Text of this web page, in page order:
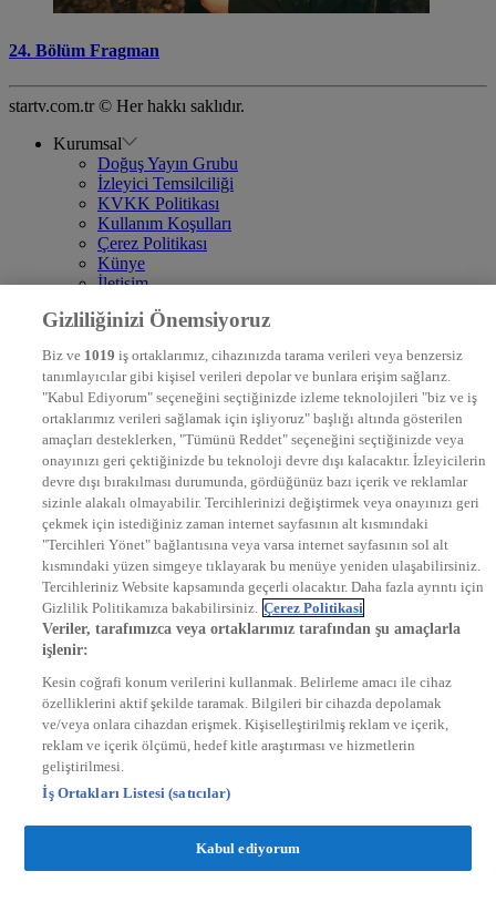
24. Bölüm Fragman
startv.com.tr © Her hakkı saklıdır.
Kurumsal
Doğuş Yayın Grubu
İzleyici Temsilciliği
KVKK Politikası
Kullanım Koşulları
Çerez Politikası
Künye
İletişim
DYG Televizyonlar
STAR
EURO STAR
KRAL POP TV
DYG Radyolar
NTV RADYO
KRAL FM
KRAL POP
EKSEN
VOYAGE
DYG Dijital
ntv.com.tr
ntvspor.net
secim.ntv.com.tr
startv.com.tr
kralmuzik.com.tr
Gizliliğinizi Önemsiyoruz
Biz ve 1019 iş ortaklarımız, cihazınızda tarama verileri veya benzersiz
tanımlayıcılar gibi kişisel verileri depolar ve bunlara erişim sağlarız.
"Kabul Ediyorum" seçeneğini seçtiğinizde izleme teknolojileri "biz ve iş
ortaklarımız verileri sağlamak için işliyoruz" başlığı altında gösterilen
amaçları desteklerken, "Tümünü Reddet" seçeneğini seçtiğinizde veya
onayınızı geri çektiğinizde bu teknoloji devre dışı kalacaktır. İzleyicilerin
devre dışı bırakılması durumunda, gördüğünüz bazı içerik ve reklamlar
sizinle alakalı olmayabilir. Tercihlerinizi değiştirmek veya onayınızı geri
çekmek için istediğiniz zaman internet sayfasının alt kısmındaki
"Tercihleri Yönet" bağlantısına veya varsa internet sayfasının sol alt
kısmındaki yüzen simgeye tıklayarak bu menüye yeniden ulaşabilirsiniz.
Tercihleriniz Website kapsamında geçerli olacaktır. Daha fazla ayrıntı için
Gizlilik Politikamıza bakabilirsiniz. Çerez Politikasi
Veriler, tarafımızca veya ortaklarımız tarafından şu amaçlarla
işlenir:
Kesin coğrafi konum verilerini kullanmak. Belirleme amacı ile cihaz
özelliklerini aktif şekilde taramak. Bilgileri bir cihazda depolamak
ve/veya onlara cihazdan erişmek. Kişiselleştirilmiş reklam ve içerik,
reklam ve içerik ölçümü, hedef kitle araştırması ve hizmetlerin
geliştirilmesi.
İş Ortakları Listesi (satıcılar)
Kabul ediyorum